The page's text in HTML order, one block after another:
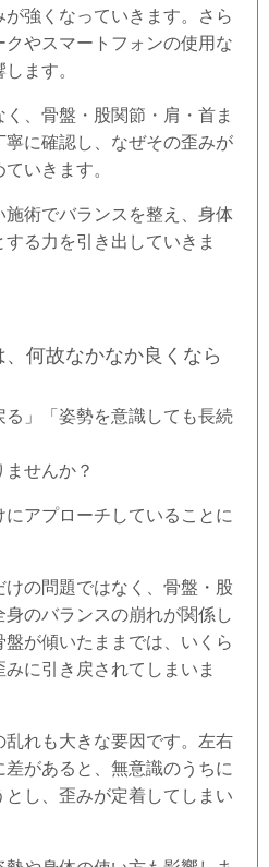
強くなっていきます。さら
やスマートフォンの使用な
ます。
、骨盤・股関節・肩・首ま
に確認し、なぜその歪みが
いきます。
術でバランスを整え、身体
る力を引き出していきま
何故なかなか良くなら
る」「姿勢を意識しても長続
せんか？
アプローチしていることに
の問題ではなく、骨盤・股
のバランスの崩れが関係し
が傾いたままでは、いくら
に引き戻されてしまいま
乱れも大きな要因です。左右
があると、無意識のうちに
し、歪みが定着してしまい